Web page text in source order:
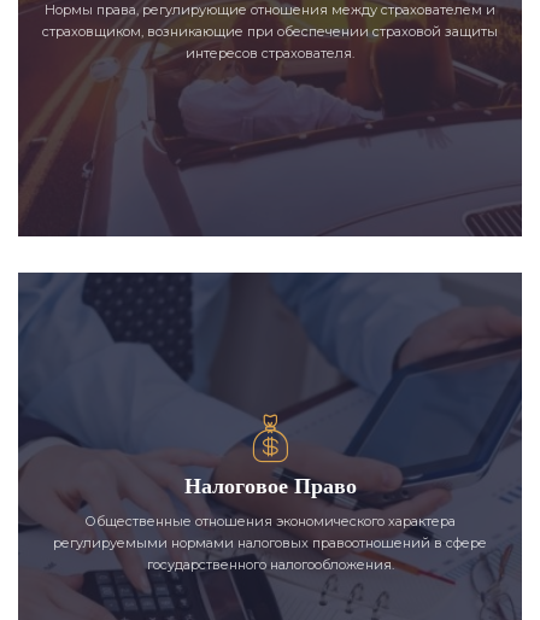
Нормы права, регулирующие отношения между страхователем и
страховщиком, возникающие при обеспечении страховой защиты
интересов страхователя.
Налоговое Право
Общественные отношения экономического характера
регулируемыми нормами налоговых правоотношений в сфере
государственного налогообложения.